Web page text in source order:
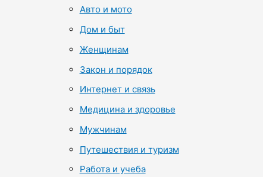
Авто и мото
Дом и быт
Женщинам
Закон и порядок
Интернет и связь
Медицина и здоровье
Мужчинам
Путешествия и туризм
Работа и учеба